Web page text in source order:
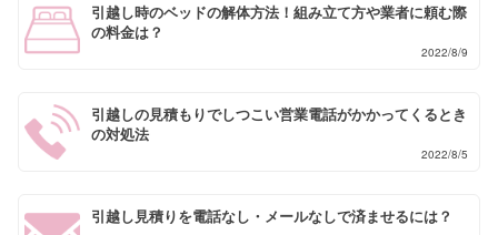
引越し時のベッドの解体方法！組み立て方や業者に頼む際
の料金は？
2022/8/9
引越しの見積もりでしつこい営業電話がかかってくるとき
の対処法
2022/8/5
引越し見積りを電話なし・メールなしで済ませるには？